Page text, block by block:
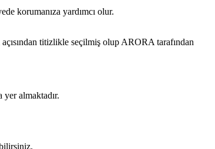
korumanıza yardımcı olur.
titizlikle seçilmiş olup ARORA tarafından
yer almaktadır.